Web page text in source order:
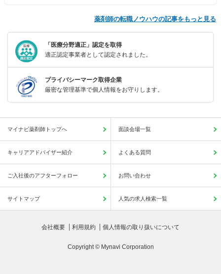
薬剤師の転職ノウハウの記事をもっと見る
「医療分野適正」認定を取得
適正認定事業者として認定されました。
プライバシーマーク取得企業
厳密な管理基準で個人情報をお守りします。
マイナビ薬剤師トップへ 面談会場一覧
キャリアアドバイザー紹介 よくある質問
ご入社後のアフターフォロー お問い合わせ
サイトマップ 人気の求人検索一覧
会社概要 利用規約 個人情報の取り扱いについて
Copyright © Mynavi Corporation